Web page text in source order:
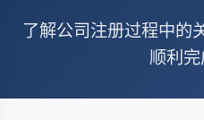
了解公司注册过程中的
顺利